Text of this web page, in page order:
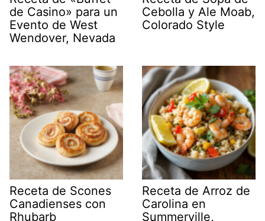
de Casino» para un
Evento de West
Wendover, Nevada
Cebolla y Ale Moab,
Colorado Style
Receta de Scones
Canadienses con
Rhubarb
Receta de Arroz de
Carolina en
Summerville,